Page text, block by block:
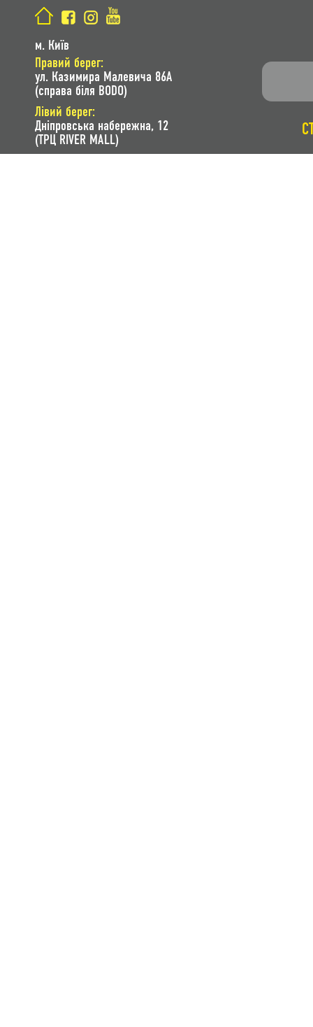
м. Київ
Правий берег:
ул. Казимира Малевича 86A
(справа біля BODO)
Лівий берег:
Дніпровська набережна, 12
(ТРЦ RIVER MALL)